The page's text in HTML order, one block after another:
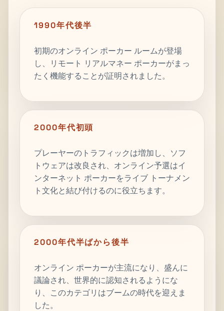
1990年代後半
初期のオンライン ポーカー ルームが登場
し、リモート リアルマネー ポーカーがまっ
たく機能することが証明されました。
2000年代初頭
プレーヤーのトラフィックは増加し、ソフ
トウェアは改良され、オンライン予選はイ
ンターネット ポーカーをライブ トーナメン
ト文化と結び付けるのに役立ちます。
2000年代半ばから後半
オンライン ポーカーが主流になり、盛んに
議論され、世界的に認知されるようにな
り、このカテゴリはブームの時代を迎えま
した。